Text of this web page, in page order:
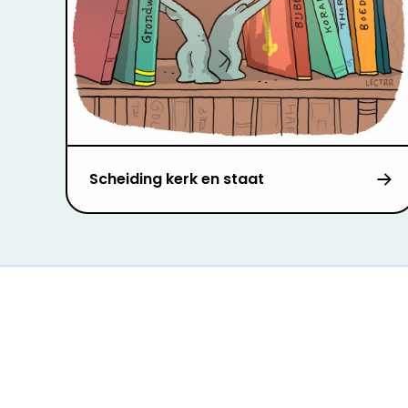
Scheiding kerk en staat